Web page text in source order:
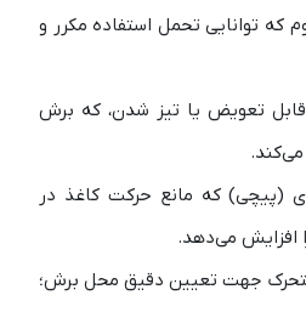
که توانایی تحمل استفاده مکرر و
قابل تعویض یا تیز شدن، که برش
می‌کند.
(پیچی) که مانع حرکت کاغذ در
افزایش می‌دهد.
جهت تعیین دقیق محل برش؛